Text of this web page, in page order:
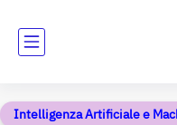
Intelligenza Artificiale e